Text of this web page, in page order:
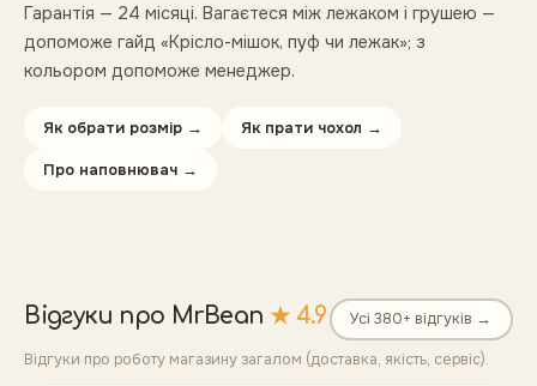
Гарантія — 24 місяці. Вагаєтеся між лежаком і грушею —
допоможе гайд «Крісло-мішок, пуф чи лежак»; з
кольором допоможе менеджер.
Як обрати розмір → Як прати чохол →
Про наповнювач →
Відгуки про MrBean ★ 4.9 Усі 380+ відгуків →
Відгуки про роботу магазину загалом (доставка, якість, сервіс).